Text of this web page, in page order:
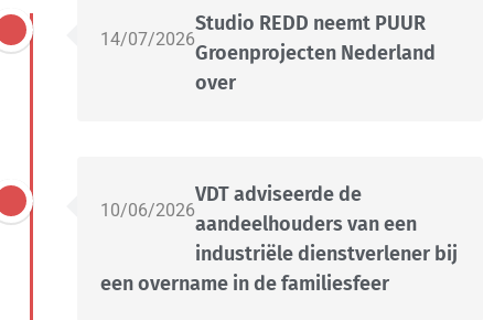
14/07/2026
Studio REDD neemt PUUR
Groenprojecten Nederland
over
10/06/2026
VDT adviseerde de
aandeelhouders van een
industriële dienstverlener bij
een overname in de familiesfeer